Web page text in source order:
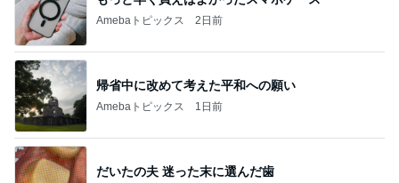
Amebaトピックス 2日前
帰省中に改めて考えた平和への願い
Amebaトピックス 1日前
だいたの夫 迷った末に選んだ歯